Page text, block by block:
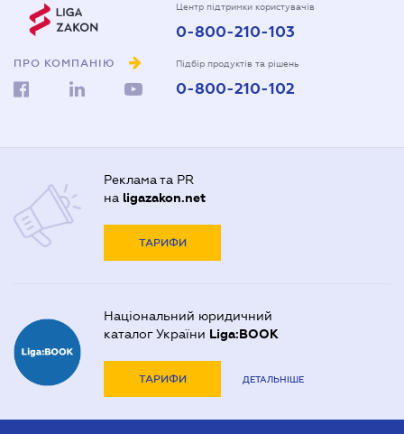
ПРО КОМПАНІЮ
Центр підтримки користувачів
0-800-210-103
Підбір продуктів та рішень
0-800-210-102
Реклама та PR
на ligazakon.net
ТАРИФИ
Національний юридичний
каталог України Liga:BOOK
ТАРИФИ ДЕТАЛЬНІШЕ